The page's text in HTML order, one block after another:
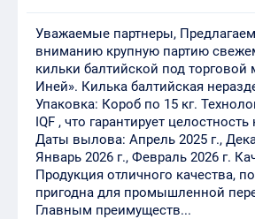
Уважаемые партнеры,
вниманию крупную партию
кильки балтийской под торговой
Иней». Килька балтийская
Упаковка: Короб по 15 кг.
IQF , что гарантирует
Даты вылова: Апрель 2025 г.,
Январь 2026 г., Февраль 2026 г.
Продукция отличного качества,
пригодна для промышленной
Главным преимуществ...